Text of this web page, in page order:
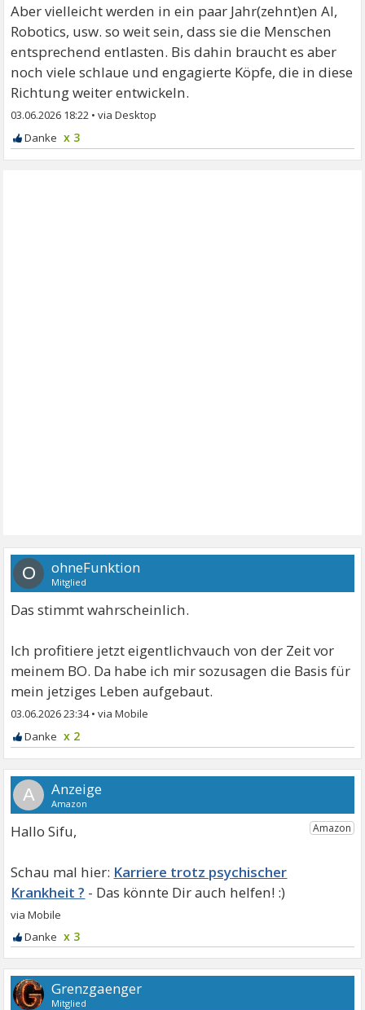
Aber vielleicht werden in ein paar Jahr(zehnt)en AI,
Robotics, usw. so weit sein, dass sie die Menschen
entsprechend entlasten. Bis dahin braucht es aber
noch viele schlaue und engagierte Köpfe, die in diese
Richtung weiter entwickeln.
03.06.2026 18:22 •
x 3
O ohneFunktion
Mitglied
Das stimmt wahrscheinlich.
Ich profitiere jetzt eigentlichvauch von der Zeit vor
meinem BO. Da habe ich mir sozusagen die Basis für
mein jetziges Leben aufgebaut.
03.06.2026 23:34•
x 2
A
Hallo Sifu,
Karriere trotz psychischer
Krankheit ?
x 3
Grenzgaenger
Mitglied